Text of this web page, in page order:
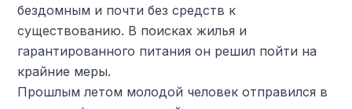
бездомным и почти без средств к
существованию. В поисках жилья и
гарантированного питания он решил пойти на
крайние меры.
Прошлым летом молодой человек отправился в